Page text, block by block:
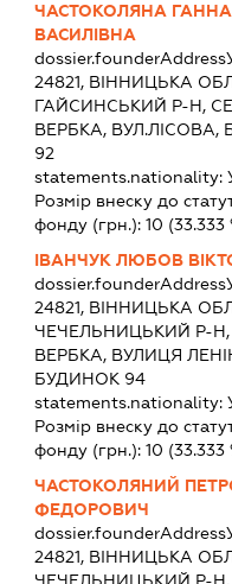
ЧАСТОКОЛЯНА ГАННА
ВАСИЛІВНА
dossier.founderAddress
24821, ВІННИЦЬКА
ГАЙСИНСЬКИЙ Р-Н,
ВЕРБКА, ВУЛ.ЛІСОВА,
92
statements.nationality:
Розмір внеску до
фонду (грн.):10 (33.333
ІВАНЧУК ЛЮБОВ
dossier.founderAddress
24821, ВІННИЦЬКА
ЧЕЧЕЛЬНИЦЬКИЙ Р-
ВЕРБКА, ВУЛИЦЯ
БУДИНОК 94
statements.nationality:
Розмір внеску до
фонду (грн.):10 (33.333
ЧАСТОКОЛЯНИЙ
ФЕДОРОВИЧ
dossier.founderAddress
24821, ВІННИЦЬКА